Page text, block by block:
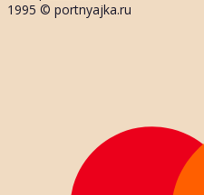
1995 © portnyajka.ru